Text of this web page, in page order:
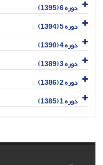
دوره 6 (1395)
دوره 5 (1394)
دوره 4 (1390)
دوره 3 (1389)
دوره 2 (1386)
دوره 1 (1385)